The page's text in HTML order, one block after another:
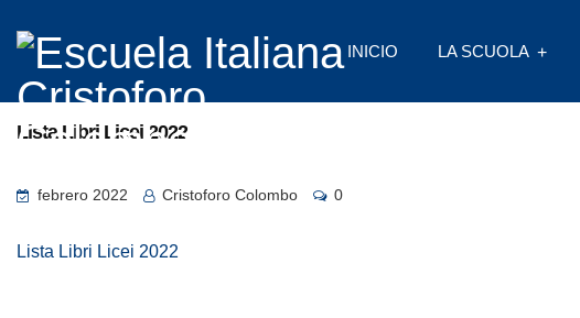
INICIO LA SCUOLA
Lista Libri Licei 2022
febrero 2022 Cristoforo Colombo 0
Lista Libri Licei 2022